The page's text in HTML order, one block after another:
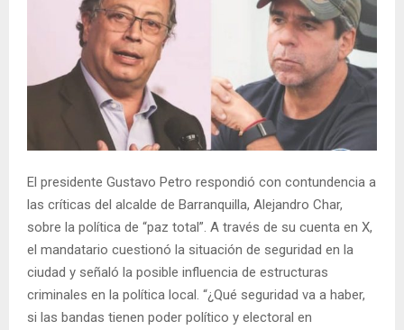
El presidente Gustavo Petro respondió con contundencia a
las críticas del alcalde de Barranquilla, Alejandro Char,
sobre la política de “paz total”. A través de su cuenta en X,
el mandatario cuestionó la situación de seguridad en la
ciudad y señaló la posible influencia de estructuras
criminales en la política local. “¿Qué seguridad va a haber,
si las bandas tienen poder político y electoral en